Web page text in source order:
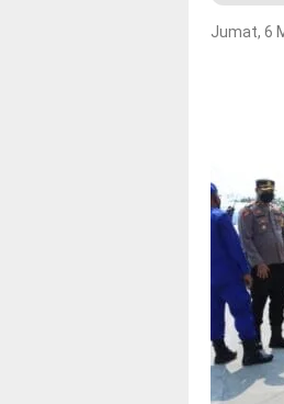
Jumat, 6